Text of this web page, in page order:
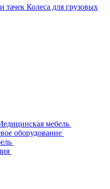
Колеса для грузовых
мебель
оборудование